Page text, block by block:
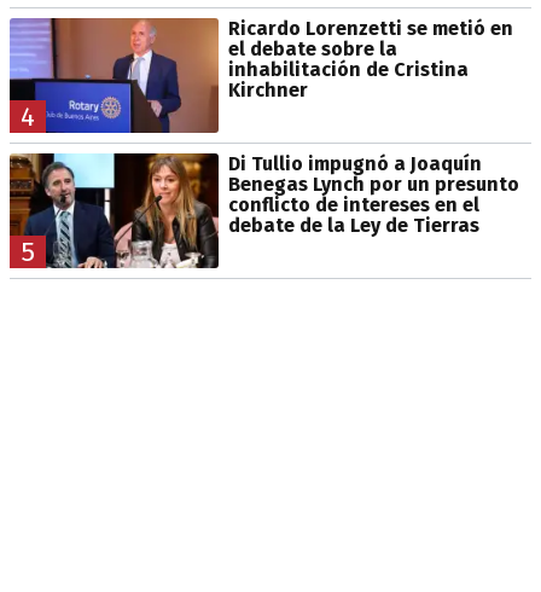
4
Ricardo Lorenzetti se metió en
el debate sobre la
inhabilitación de Cristina
Kirchner
5
Di Tullio impugnó a Joaquín
Benegas Lynch por un presunto
conflicto de intereses en el
debate de la Ley de Tierras